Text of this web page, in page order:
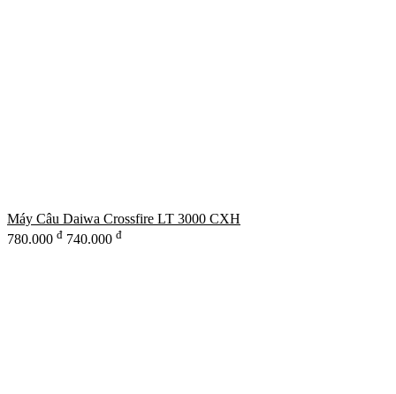
Máy Câu Daiwa Crossfire LT 3000 CXH
780.000 đ 740.000 đ